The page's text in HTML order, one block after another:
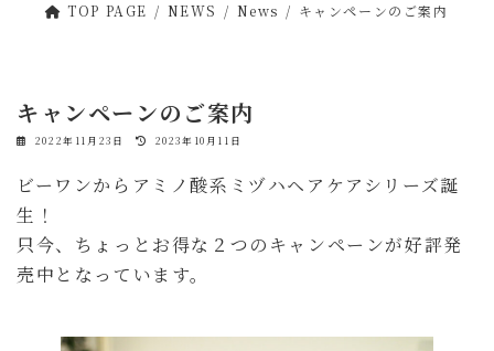
TOP PAGE NEWS News キャンペーンのご案内
キャンペーンのご案内
2022年11月23日
最
新
日
2023年10月11日
ビーワンからアミノ酸系ミヅハヘアケアシリーズ誕
生！
只今、ちょっとお得な２つのキャンペーンが好評発
売中となっています。